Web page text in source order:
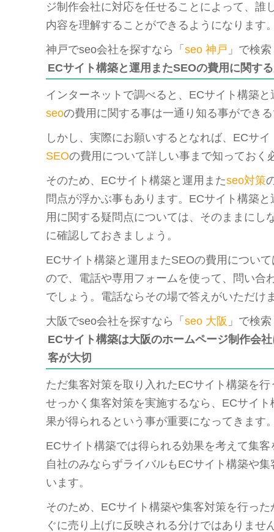
ジ制作会社に対応を任せることによって、誰
内容を理解することができるようになります
神戸でseo会社を探すなら「 seo 神戸 」で検
ECサイト構築と運用またSEOの費用に関す
インターネットで調べると、ECサイト構築と
seoの費用に関する事は一通り知る事ができ
しかし、実際にお願いするとなれば、ECサ
SEOの費用について詳しい事まで知っておく
そのため、ECサイト構築と運用またseo対策
問点が浮かぶ事もあります。ECサイト構築
用に関する疑問点については、そのままにし
に確認しておきましょう。
ECサイト構築と運用またSEOの費用につい
ので、電話や専用フォームを使って、問い合
でしょう。電話ならその場で答えがいただけ
大阪でseo会社を探すなら「 seo 大阪 」で検
ECサイト構築は大阪のホームページ制作会
客が大切
ただ集客対策を取り入れたECサイト構築を
せっかく集客対策を実施するなら、ECサイ
果が得られるという事が重要になってきます
ECサイト構築では得られる効果を考えて集
自社のみならずライバルもECサイト構築や
います。
そのため、ECサイト構築や集客対策を行っ
ぐに売り上げに反映される分けではありませ